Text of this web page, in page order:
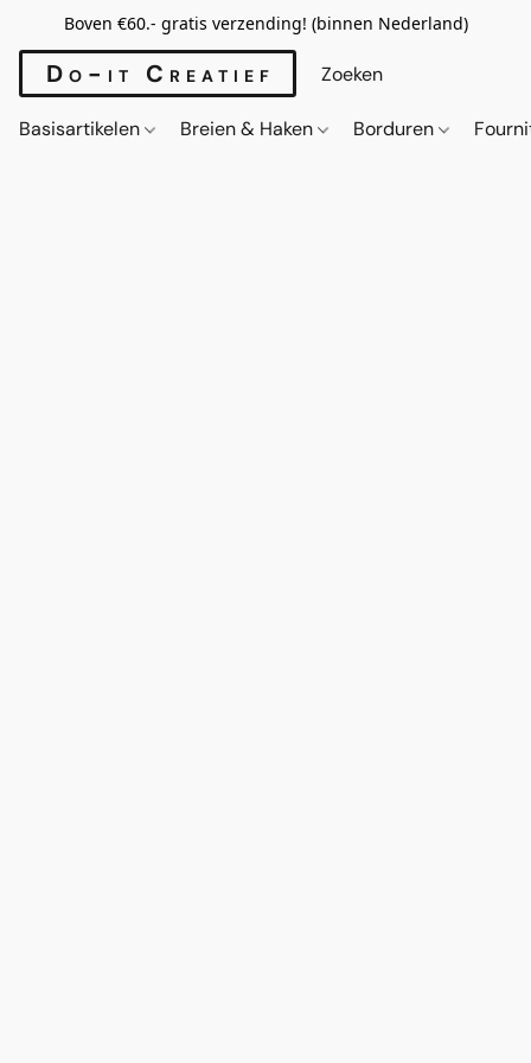
Boven €60.- gratis verzending! (binnen Nederland)
Do-it Creatief
Basisartikelen Breien & Haken Borduren